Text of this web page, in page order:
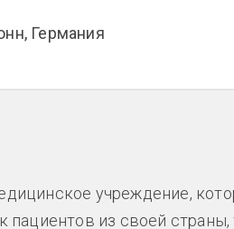
Германия
учреждение,
из своей страны,